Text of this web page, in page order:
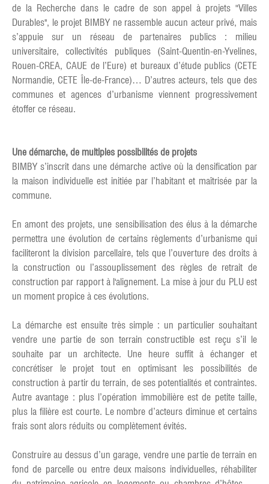
de la Recherche dans le cadre de son appel à projets "Villes
Durables'', le projet BIMBY ne rassemble aucun acteur privé, mais
s’appuie sur un réseau de partenaires publics : milieu
universitaire, collectivités publiques (Saint-Quentin-en-Yvelines,
Rouen-CREA, CAUE de l’Eure) et bureaux d’étude publics (CETE
Normandie, CETE Île-de-France)… D’autres acteurs, tels que des
communes et agences d’urbanisme viennent progressivement
étoffer ce réseau.
Une démarche, de multiples possibilités de projets
BIMBY s’inscrit dans une démarche active où la densification par
la maison individuelle est initiée par l’habitant et maîtrisée par la
commune.
En amont des projets, une sensibilisation des élus à la démarche
permettra une évolution de certains règlements d’urbanisme qui
faciliteront la division parcellaire, tels que l’ouverture des droits à
la construction ou l’assouplissement des règles de retrait de
construction par rapport à l'alignement. La mise à jour du PLU est
un moment propice à ces évolutions.
La démarche est ensuite très simple : un particulier souhaitant
vendre une partie de son terrain constructible est reçu s’il le
souhaite par un architecte. Une heure suffit à échanger et
concrétiser le projet tout en optimisant les possibilités de
construction à partir du terrain, de ses potentialités et contraintes.
Autre avantage : plus l’opération immobilière est de petite taille,
plus la filière est courte. Le nombre d’acteurs diminue et certains
frais sont alors réduits ou complètement évités.
Construire au dessus d’un garage, vendre une partie de terrain en
fond de parcelle ou entre deux maisons individuelles, réhabiliter